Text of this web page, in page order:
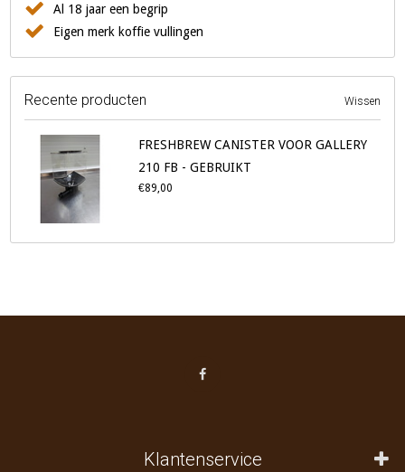
Al 18 jaar een begrip
Eigen merk koffie vullingen
Recente producten Wissen
FRESHBREW CANISTER VOOR GALLERY
210 FB - GEBRUIKT
€89,00
Klantenservice